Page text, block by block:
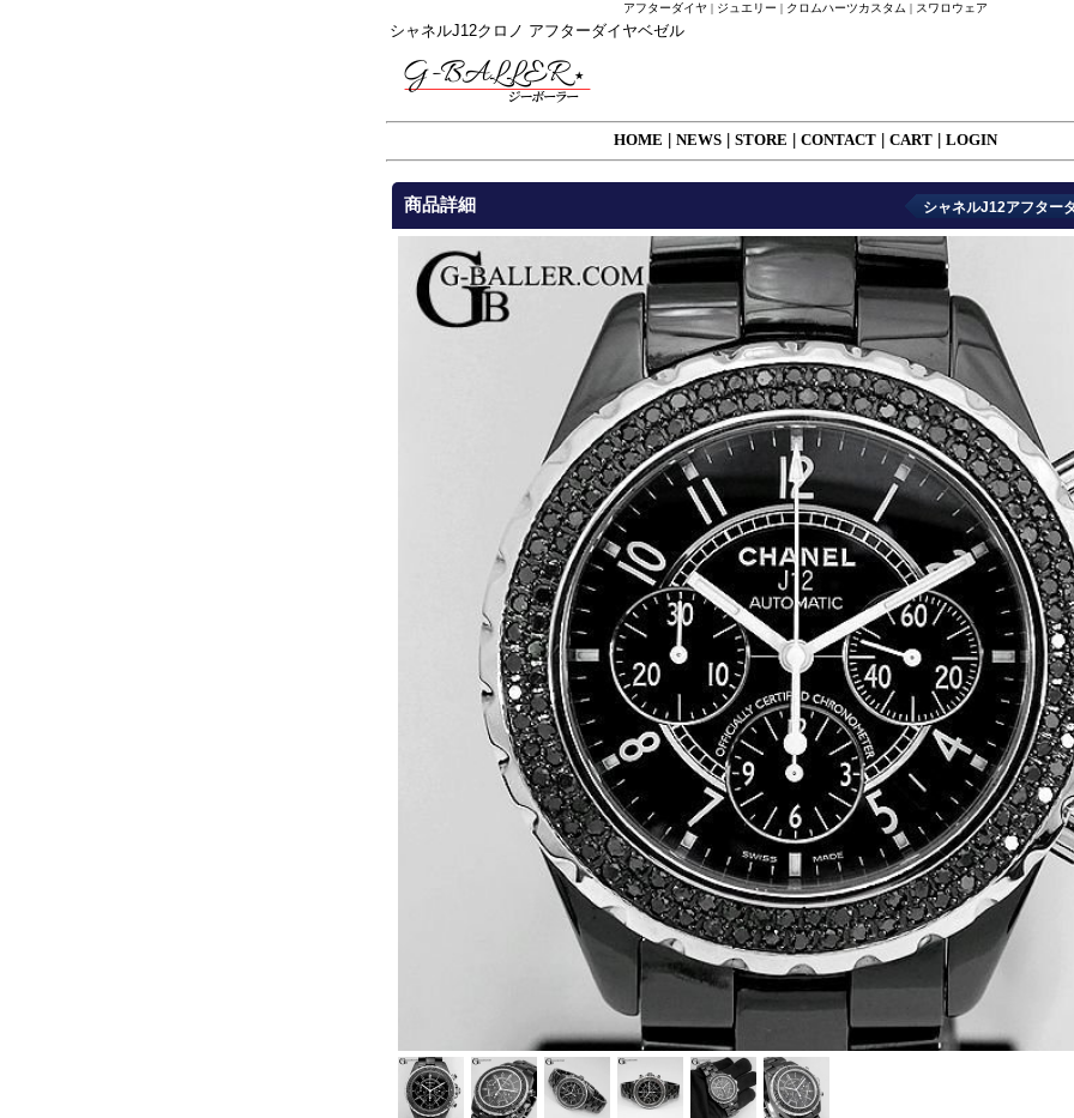
アフターダイヤ | ジュエリー | クロムハーツカスタム | スワロウェア
シャネルJ12クロノ アフターダイヤベゼル
HOME NEWS STORE CONTACT CART LOGIN
商品詳細 シャネルJ12アフター